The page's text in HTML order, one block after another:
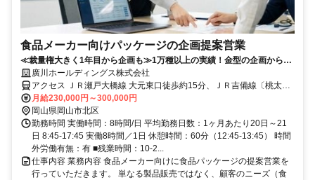
食品メーカー向けパッケージの企画提案営業
≪裁量権大きく1年目から企画も≫1万種以上の実績！金型の企画から開
発まで主導可能！課題解決に挑む営業職
廣川ホールディングス株式会社
アクセス ＪＲ瀬戸大橋線 大元東口徒歩約15分、ＪＲ吉備線〔桃太郎
線〕 備前三門徒歩約26分、ＪＲ山陽本線 北長瀬南口徒歩約26分
月給230,000円～300,000円
岡山県岡山市北区
勤務時間 実働時間：8時間/日 平均勤務日数：1ヶ月あたり20日～21
日 8:45-17:45 実働8時間／1日 休憩時間：60分（12:45-13:45） 時間
外労働有無：有 ■残業時間：10-2...
仕事内容 業務内容 食品メーカー向けに食品パッケージの提案営業を
行っていただきます。 単なる製品販売ではなく、顧客のニーズ（食